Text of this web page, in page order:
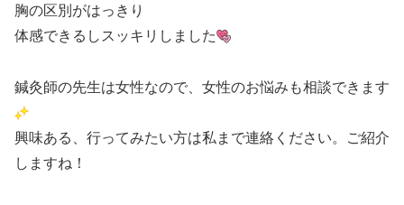
胸の区別がはっきり
体感できるしスッキリしました
鍼灸師の先生は女性なので、女性のお悩みも相談できます
興味ある、行ってみたい方は私まで連絡ください。ご紹介
しますね！